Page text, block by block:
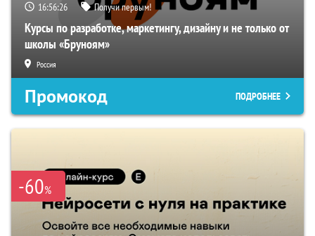
16:56:25 Получи первым!
Курсы по разработке, маркетингу, дизайну и не только от
школы «Бруноям»
Россия
Промокод ПОДРОБНЕЕ
-60%